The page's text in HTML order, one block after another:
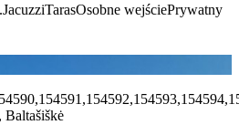
JacuzziTarasOsobne wejściePrywatny